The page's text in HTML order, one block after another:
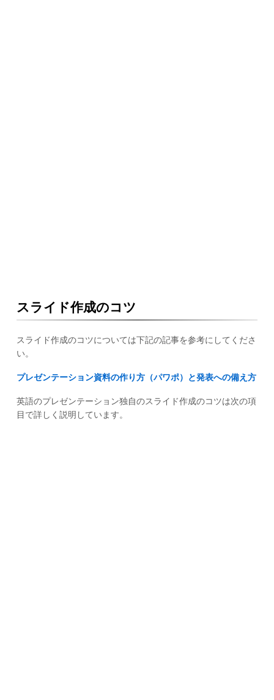
スライド作成のコツ
スライド作成のコツについては下記の記事を参考にしてくださ
い。
プレゼンテーション資料の作り方（パワポ）と発表への備え方
英語のプレゼンテーション独自のスライド作成のコツは次の項
目で詳しく説明しています。